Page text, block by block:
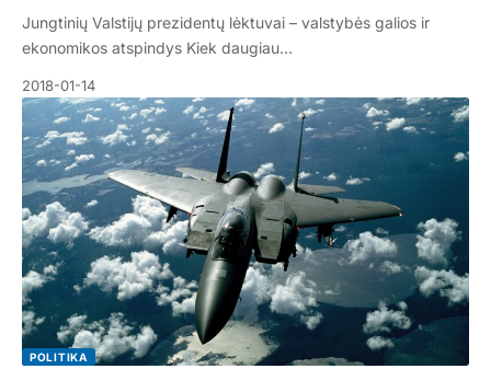
Jungtinių Valstijų prezidentų lėktuvai – valstybės galios ir
ekonomikos atspindys Kiek daugiau…
2018-01-14
POLITIKA